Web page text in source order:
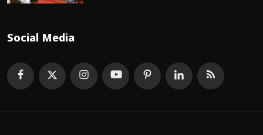
Social Media